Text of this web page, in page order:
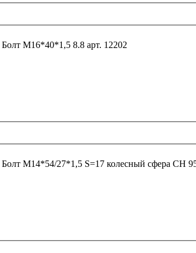
Болт М16*40*1,5 8.8 арт. 12202
Болт М14*54/27*1,5 S=17 колесный сфера CH